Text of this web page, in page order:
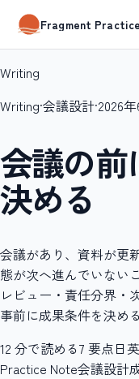
Fragment Practice
Writing
Writing·会議設計·2026
会議の前
決める
会議があり、資料が更
態が次へ進んでいない
レビュー・責任分界・
事前に成果条件を決め
12 分で読める7 要点日
Practice Note会議設計